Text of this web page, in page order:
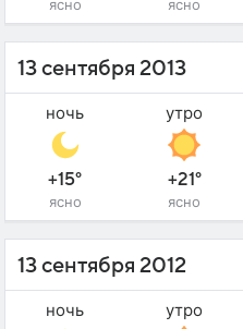
ясно ясно
13 сентября 2013
ночь
+15°
ясно
утро
+21°
ясно
13 сентября 2012
ночь утро